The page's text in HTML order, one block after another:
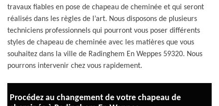
travaux fiables en pose de chapeau de cheminée et qui seront
réalisés dans les règles de l’art. Nous disposons de plusieurs
techniciens professionnels qui pourront vous poser différents
styles de chapeau de cheminée avec les matières que vous
souhaitez dans la ville de Radinghem En Weppes 59320. Nous
pourrons intervenir chez vous rapidement.
Procédez au changement de votre chapeau de